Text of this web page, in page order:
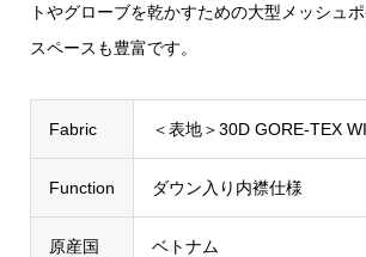
トやグローブを乾かすための大型メッシュ
スペースも豊富です。
Fabric ＜表地＞30D GORE-TEX
Function ダウン入り内襟仕様
原産国 ベトナム